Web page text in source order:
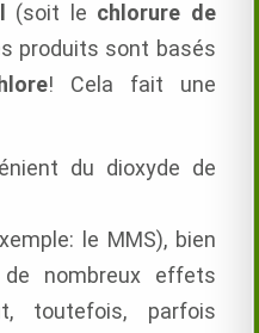
(soit le chlorure de
produits sont basés
! Cela fait une
du dioxyde de
le MMS), bien
de nombreux effets
toutefois, parfois